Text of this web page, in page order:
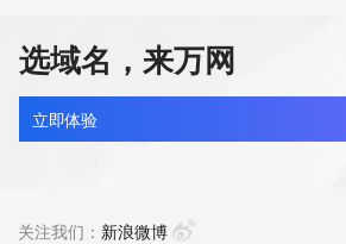
选域名，来万网
立即体验
关注我们： 新浪微博